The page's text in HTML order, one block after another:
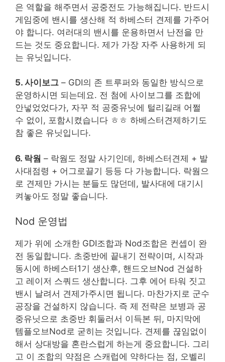
은 역할을 해주면서 공중전도 가능해집니다. 반드시
게임중에 밴시를 생산해 적 하베스터 견제를 가주어
야 합니다. 여러대의 밴시를 운용하면서 난전을 만
드는 것도 중요합니다. 제가 가장 자주 사용하게 되
는 유닛입니다.
5. 사이보그 – GDI의 존 트루퍼와 동일한 방식으로
운영하시면 되는데요. 전 첨에 사이보그를 조합에
안넣었었다가, 자꾸 적 공중유닛에 털리길래 어쩔
수 없이, 포함시켰습니다 ㅎㅎ 하베스터견제하기도
참 좋은 유닛입니다.
6. 락웜 – 락웜도 정말 사기인데, 하베스터견제 + 발
사대점령 + 어그로끌기 등등 다 가능합니다. 락웜으
로 견제만 가시는 분들도 많던데, 발사대에 대기시
켜놓아도 정말 좋습니다.
Nod 운영법
제가 위에 소개한 GDI조합과 Nod조합은 컨셉이 완
전 동일합니다. 초중반에 끝내기 전략이며, 시작과
동시에 하베스터1기 생산후, 핸드오브Nod 건설하
고 레이저 스쿼드 생산합니다. 그후 에어 타워 짓고
밴시 날려서 견제가주시면 됩니다. 마찬가지로 군수
공장을 건설하지 않습니다. 즉 제 전략은 보병과 공
중유닛으로 초중반 휘둘러서 이득본 뒤, 마지막에
템플오브Nod로 굳히는 것입니다. 견제를 끊임없이
해서 상대방을 혼란스럽게 하는게 중요합니다. 그리
고 이 조합의 약점은 스캐럽에 약하다는 점, 오벨리